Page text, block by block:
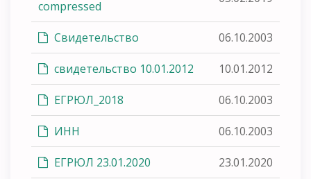
compressed
Свидетельство 06.10.2003
свидетельство 10.01.2012 10.01.2012
ЕГРЮЛ_2018 06.10.2003
ИНН 06.10.2003
ЕГРЮЛ 23.01.2020 23.01.2020